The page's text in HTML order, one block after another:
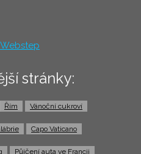
Webstep
stránky:
Řím Vánoční cukroví
Capo Vaticano
Půjčení auta ve Francii